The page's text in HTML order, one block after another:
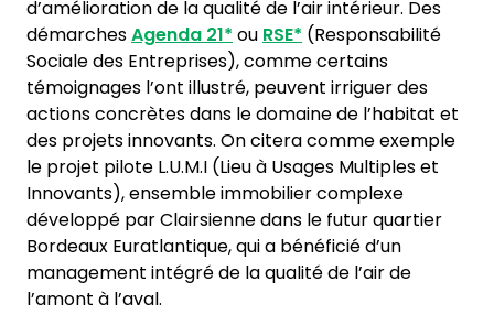
d’amélioration de la qualité de l’air intérieur. Des
démarchesAgenda 21* ou RSE* (Responsabilité
Sociale des Entreprises), comme certains
témoignages l’ont illustré, peuvent irriguer des
actions concrètes dans le domaine de l’habitat et
des projets innovants. On citera comme exemple
le projet pilote L.U.M.I (Lieu à Usages Multiples et
Innovants), ensemble immobilier complexe
développé par Clairsienne dans le futur quartier
Bordeaux Euratlantique, qui a bénéficié d’un
management intégré de la qualité de l’air de
l’amont à l’aval.